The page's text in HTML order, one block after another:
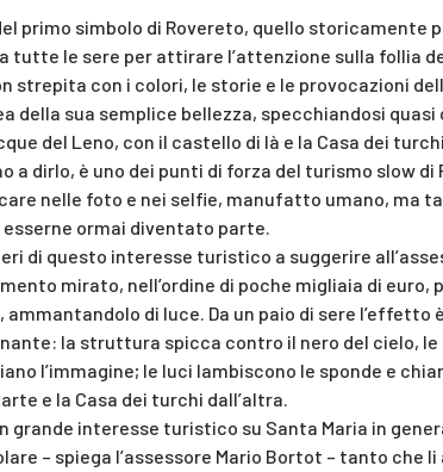
primo simbolo di Rovereto, quello storicamente
tutte le sere per attirare l’attenzione sulla follia
strepita con i colori, le storie e le provocazioni
della sua semplice bellezza, specchiandosi quasi
del Leno, con il castello di là e la Casa dei
a dirlo, è uno dei punti di forza del turismo slow di
nelle foto e nei selfie, manufatto umano, ma
ormai diventato parte.
di questo interesse turistico a suggerire
mirato, nell’ordine di poche migliaia di euro,
di luce. Da un paio di sere l’effetto
la struttura spicca contro il nero del cielo, le
l’immagine; le luci lambiscono le sponde e
e la Casa dei turchi dall’altra.
grande interesse turistico su Santa Maria in
– spiega l’assessore Mario Bortot – tanto che li